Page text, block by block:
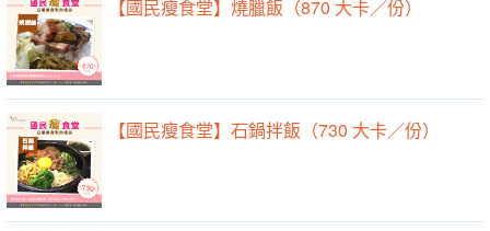
【國民瘦食堂】燒臘飯（870 大卡／份）
【國民瘦食堂】石鍋拌飯（730 大卡／份）